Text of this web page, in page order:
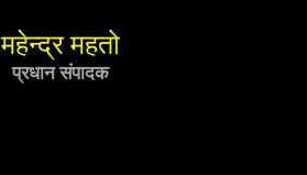
महेन्द्र महतो
प्रधान संपादक